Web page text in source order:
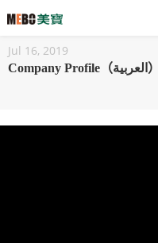
Home Video
Jul 16, 2019
Company Profile（العربية）